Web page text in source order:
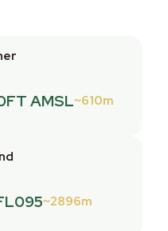
AMSL 610m
2896m